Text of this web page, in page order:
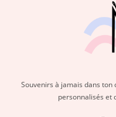
Souvenirs à jamais dans ton
personnalisés et